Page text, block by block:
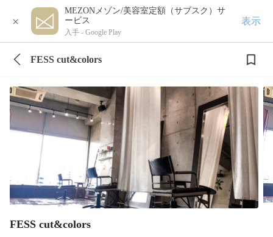
×
MEZONメゾン/美容室定額（サブスク）サ
ービス
入手 - Google Play
表示
FESS cut&colors
FESS cut&colors